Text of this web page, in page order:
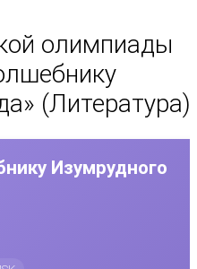
олимпиады
» (Литература)
Изумрудного